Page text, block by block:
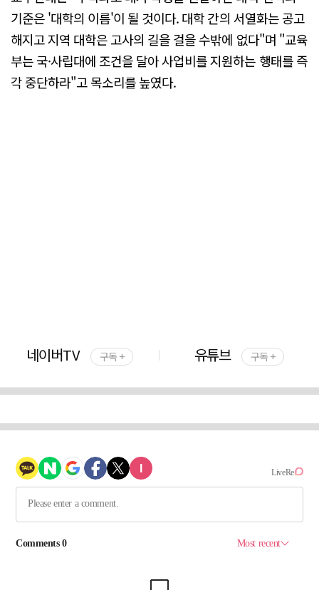
기준은 '대학의 이름'이 될 것이다. 대학 간의 서열화는 공고
해지고 지역 대학은 고사의 길을 걸을 수밖에 없다"며 "교육
부는 국·사립대에 조건을 달아 사업비를 지원하는 행태를 즉
각 중단하라"고 목소리를 높였다.
네이버TV 구독 + 유튜브 구독 +